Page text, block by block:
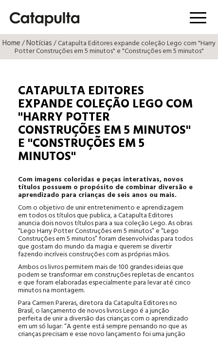
Menú
Home/Notícias/ Catapulta Editores expande coleção Lego com "Harry
Potter Construções em 5 minutos" e "Construções em 5 minutos"
CATAPULTA EDITORES
EXPANDE COLEÇÃO LEGO COM
"HARRY POTTER
CONSTRUÇÕES EM 5 MINUTOS"
E "CONSTRUÇÕES EM 5
MINUTOS"
Com imagens coloridas e peças interativas, novos
títulos possuem o propósito de combinar diversão e
aprendizado para crianças de seis anos ou mais.
Com o objetivo de unir entretenimento e aprendizagem
em todos os títulos que publica, a Catapulta Editores
anuncia dois novos títulos para a sua coleção Lego. As obras
“Lego Harry Potter Construções em 5 minutos” e “Lego
Construções em 5 minutos” foram desenvolvidas para todos
que gostam do mundo da magia e querem se divertir
fazendo incríveis construções com as próprias mãos.
Ambos os livros permitem mais de 100 grandes ideias que
podem se transformar em construções repletas de encantos
e que foram elaboradas especialmente para levar até cinco
minutos na montagem.
Para Carmen Pareras, diretora da Catapulta Editores no
Brasil, o lançamento de novos livros Lego é a junção
perfeita de unir a diversão das crianças com o aprendizado
em um só lugar: “A gente está sempre pensando no que as
crianças precisam e esse novo lançamento foi uma junção